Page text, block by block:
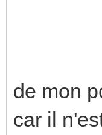
de mon
car il